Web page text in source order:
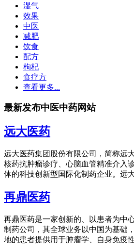
湿气
效果
中医
减肥
饮食
配方
枸杞
食疗方
查看更多...
最新发布中医中药网站
远大医药
远大医药集团股份有限公司，简称远
核药抗肿瘤诊疗、心脑血管精准介入
体的科技创新型国际化制药企业。远
再鼎医药
再鼎医药是一家创新的、以患者为中
制药公司，其全球业务以中国为基础
地的患者提供用于肿瘤学、自身免疫